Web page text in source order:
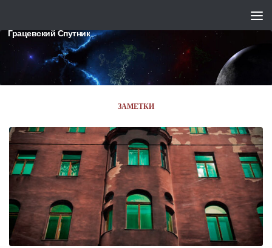
Грацевский Спутник
ЗАМЕТКИ